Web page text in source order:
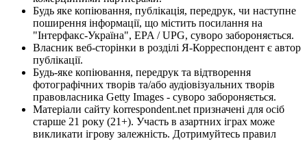
Будь яке копіювання, публікація, передрук, чи наступне
поширення інформації, що містить посилання на
"Інтерфакс-Україна", EPA / UPG, суворо забороняється.
Власник веб-сторінки в розділі Я-Корреспондент є автор
публікації.
Будь-яке копіювання, передрук та відтворення
фотографічних творів та/або аудіовізуальних творів
правовласника Getty Images - суворо забороняється.
Матеріали сайту korrespondent.net призначені для осіб
старше 21 року (21+). Участь в азартних іграх може
викликати ігрову залежність. Дотримуйтесь правил